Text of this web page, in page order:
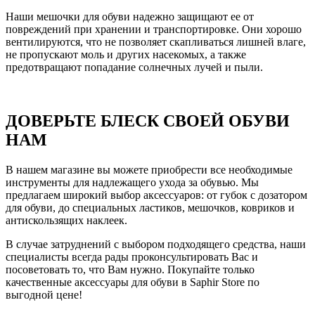
Наши мешочки для обуви надежно защищают ее от
повреждений при хранении и транспортировке. Они хорошо
вентилируются, что не позволяет скапливаться лишней влаге,
не пропускают моль и других насекомых, а также
предотвращают попадание солнечных лучей и пыли.
ДОВЕРЬТЕ БЛЕСК СВОЕЙ ОБУВИ
НАМ
В нашем магазине вы можете приобрести все необходимые
инструменты для надлежащего ухода за обувью. Мы
предлагаем широкий выбор аксессуаров: от губок с дозатором
для обуви, до специальных ластиков, мешочков, ковриков и
антискользящих наклеек.
В случае затруднений с выбором подходящего средства, наши
специалисты всегда рады проконсультировать Вас и
посоветовать то, что Вам нужно. Покупайте только
качественные аксессуары для обуви в Saphir Store по
выгодной цене!